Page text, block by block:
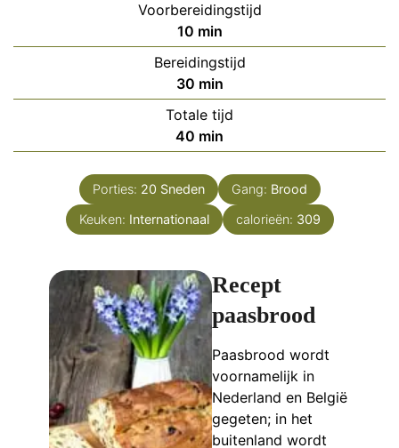
Voorbereidingstijd
10minuten
min
Bereidingstijd
30minuten
min
Totale tijd
40 minuten
min
Porties: 20 Sneden Gang: Brood
Keuken: Internationaal calorieën: 309
Recept
paasbrood
Paasbrood wordt
voornamelijk in
Nederland en België
gegeten; in het
buitenland wordt